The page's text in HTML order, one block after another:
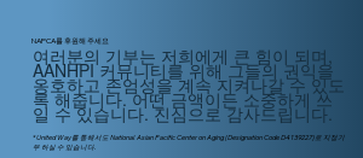
NAPCA를 후원해 주세요
여러분의 기부는 저희에게 큰 힘이 되며,
AANHPI 커뮤니티를 위해그들의 권익을
옹호하고 존엄성을 계속 지켜나갈 수 있도
록 해줍니다. 어떤 금액이든 소중하게 쓰
일 수 있습니다. 진심으로 감사드립니다.
* United Way를 통해서도 National Asian Pacific Center on Aging (Designation Code D4139227)로 지정기
부 하실 수 있습니다.